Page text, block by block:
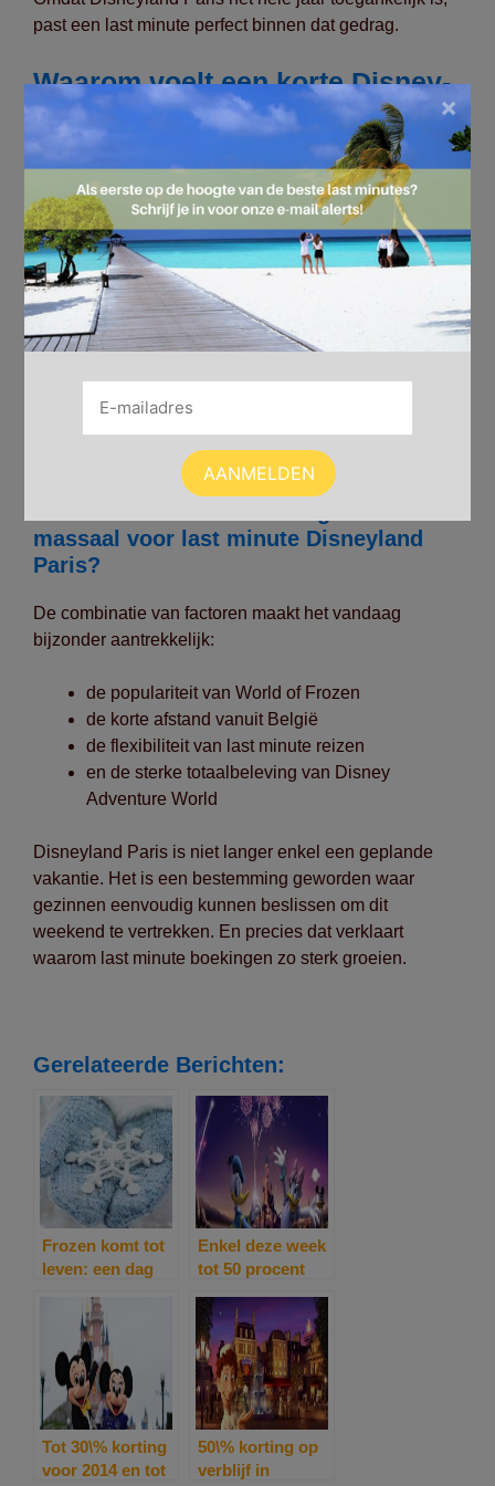
past een last minute perfect binnen dat gedrag.
Waarom voelt een korte Disney-
trip als een volledige vakantie?
Disneyland Paris combineert alles op één locatie.
Bezoekers hoeven niet te plannen of keuzes te maken,
want alles is aanwezig:
shows en entertainment
ontmoetingen met personages
World of Frozen als immersive ervaring
een volledig uitgewerkte thematische omgeving
Voor kinderen voelt het als pure magie. Voor ouders
als eenvoud en ontspanning. Daardoor vervangen
korte trips steeds vaker langere vakanties.
massaal voor last minute Disneyland
Paris?
De combinatie van factoren maakt het vandaag
bijzonder aantrekkelijk:
de populariteit van World of Frozen
de korte afstand vanuit België
de flexibiliteit van last minute reizen
en de sterke totaalbeleving van Disney
Adventure World
Disneyland Paris is niet langer enkel een geplande
vakantie. Het is een bestemming geworden waar
gezinnen eenvoudig kunnen beslissen om dit
weekend te vertrekken. En precies dat verklaart
waarom last minute boekingen zo sterk groeien.
Gerelateerde Berichten:
Frozen komt tot
leven: een dag
magie in
Disneyland®
Paris
Enkel deze week
tot 50 procent
Disneyland Paris
+ kinderen tot 12
jaar gratis!
Tot 30\% korting
voor 2014 en tot
50\% korting op
verblijf in
×